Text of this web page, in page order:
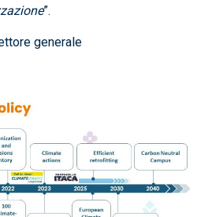
”.​
generale